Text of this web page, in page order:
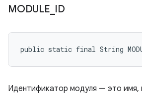
MODULE ID
public static final String
Идентификатор модуля — это имя,